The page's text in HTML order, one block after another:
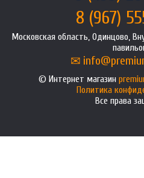
8 (967)
Московская область, Одинцово,
Интернет магазин
Политика
Все права